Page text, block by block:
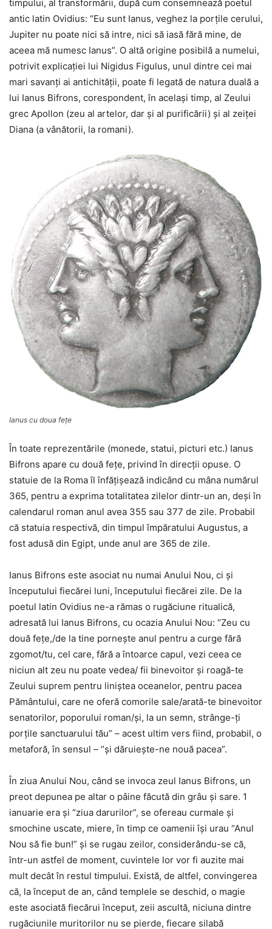
timpului, al transformării, după cum consemnează poetul
antic latin Ovidius: “Eu sunt Ianus, veghez la porţile cerului,
Jupiter nu poate nici să intre, nici să iasă fără mine, de
aceea mă numesc Ianus”. O altă origine posibilă a numelui,
potrivit explicaţiei lui Nigidus Figulus, unul dintre cei mai
mari savanţi ai antichităţii, poate fi legată de natura duală a
lui Ianus Bifrons, corespondent, în acelaşi timp, al Zeului
grec Apollon (zeu al artelor, dar şi al purificării) şi al zeiţei
Diana (a vânătorii, la romani).
Ianus cu doua feţe
În toate reprezentările (monede, statui, picturi etc.) Ianus
Bifrons apare cu două feţe, privind în direcţii opuse. O
statuie de la Roma îl înfăţişează indicând cu mâna numărul
365, pentru a exprima totalitatea zilelor dintr-un an, deşi în
calendarul roman anul avea 355 sau 377 de zile. Probabil
că statuia respectivă, din timpul împăratului Augustus, a
fost adusă din Egipt, unde anul are 365 de zile.
Ianus Bifrons este asociat nu numai Anului Nou, ci şi
începutului fiecărei luni, începutului fiecărei zile. De la
poetul latin Ovidius ne-a rămas o rugăciune ritualică,
adresată lui Ianus Bifrons, cu ocazia Anului Nou: “Zeu cu
două feţe,/de la tine porneşte anul pentru a curge fără
zgomot/tu, cel care, fără a întoarce capul, vezi ceea ce
niciun alt zeu nu poate vedea/ fii binevoitor şi roagă-te
Zeului suprem pentru liniştea oceanelor, pentru pacea
Pământului, care ne oferă comorile sale/arată-te binevoitor
senatorilor, poporului roman/şi, la un semn, strânge-ţi
porţile sanctuarului tău” – acest ultim vers fiind, probabil, o
metaforă, în sensul – “şi dăruieşte-ne nouă pacea”.
În ziua Anului Nou, când se invoca zeul Ianus Bifrons, un
preot depunea pe altar o pâine făcută din grâu şi sare. 1
ianuarie era şi “ziua darurilor”, se ofereau curmale şi
smochine uscate, miere, în timp ce oamenii îşi urau “Anul
Nou să fie bun!” şi se rugau zeilor, considerându-se că,
într-un astfel de moment, cuvintele lor vor fi auzite mai
mult decât în restul timpului. Există, de altfel, convingerea
că, la început de an, când templele se deschid, o magie
este asociată fiecărui început, zeii ascultă, niciuna dintre
rugăciunile muritorilor nu se pierde, fiecare silabă